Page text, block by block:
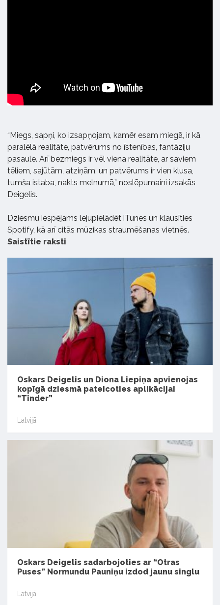
“Miegs, sapņi, ko izsapņojam, kamēr esam miegā, ir kā
paralēlā realitāte, patvērums no īstenības, fantāziju
pasaule. Arī bezmiegs ir vēl viena realitāte, ar saviem
tēliem, sajūtām, atziņām, un patvērums ir vien klusa,
tumša istaba, nakts melnumā,” noslēpumaini izsakās
Deigelis.
Dziesmu iespējams lejupielādēt iTunes un klausīties
Spotify, kā arī citās mūzikas straumēšanas vietnēs.
Saistītie raksti
Oskars Deigelis un Diona Liepiņa apvienojas
kopīgā dziesmā pateicoties aplikācijai
“Tinder”
Latvijā
Oskars Deigelis sadarbojoties ar “Otras
Puses” Normundu Pauniņu izdod jaunu singlu
Latvijā